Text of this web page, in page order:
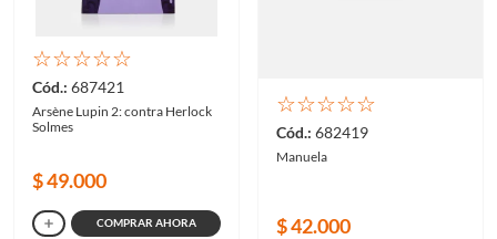
☆☆☆☆☆
687421
Arsène Lupin 2: contra Herlock
Solmes
$49.000
COMPRAR AHORA
☆☆☆☆☆
682419
Manuela
$42.000